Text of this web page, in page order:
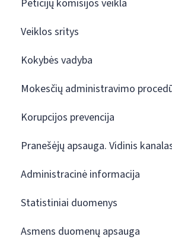
Peticijų komisijos veikla
Veiklos sritys
Kokybės vadyba
Mokesčių administravimo
Korupcijos prevencija
Pranešėjų apsauga. Vidinis
Administracinė informacija
Statistiniai duomenys
Asmens duomenų apsauga